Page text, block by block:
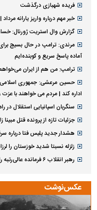
فریده شهبازی درگذشت
خبر مهم درباره واریز یارانه
گزارش وال استریت ژورنال: خسارت ۱۳ میلیارد دلاری آمریکا در جنگ
مرندی: ترامپ در حال بسیج
آماده پاسخ سریع و کوبنده‌ایم
ترامپ: من هم از ایران
اداره کند | مردم می خواهند با عزت
سنگربان اسپانیایی استقلال در
جزئیات تازه از پرونده قتل
هشدار جدید پلیس فتا درباره
زلزله نسبتا شدید خوزستان را
رهبر انقلاب ۶ فرمانده عالی‌رتبه را منصوب کردند
عکس‌نوشت